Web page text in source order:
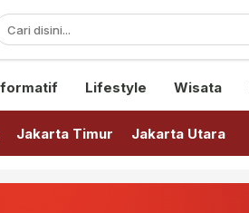
Lifestyle Wisata
Jakarta Timur Jakarta Utara